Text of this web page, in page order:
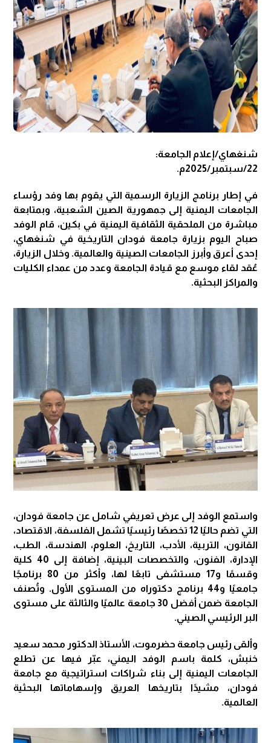
شنغهاي/إعلام الجامعة:
22/سبتمبر/2025م.
في إطار برنامج الزيارة الرسمية التي يقوم بها وفد رؤساء
الجامعات اليمنية إلى جمهورية الصين الشعبية، وبمتابعة
مباشرة من الملحقية الثقافية اليمنية في بكين، قام الوفد
صباح اليوم بزيارة جامعة فودان التاريخية في شنغهاي،
إحدى أعرق وأبرز الجامعات الصينية والعالمية. وخلال الزيارة،
عُقد لقاء موسع مع قيادة الجامعة وعدد من عمداء الكليات
والمراكز البحثية.
واستمع الوفد إلى عرض تعريفي شامل عن جامعة فودان،
التي تضم حاليًا 12 تخصصًا رئيسيًا تشمل الفلسفة، الاقتصاد،
القانون، التربية، الأدب، التاريخ، العلوم، الهندسة، الطب،
الإدارة، الفنون، والتخصصات البينية، إضافة إلى 40 كلية
وقسمًا و17 مستشفى تابعًا لها، وأكثر من 80 برنامجًا
جامعيًا و44 برنامج دكتوراه من المستوى الأول. وتُصنف
الجامعة ضمن أفضل 30 جامعة عالميًا والثالثة على مستوى
البر الرئيسي الصيني.
وألقى رئيس جامعة حضرموت، الأستاذ الدكتور محمد سعيد
خنبش، كلمة باسم الوفد اليمني، عبّر فيها عن تطلع
الجامعات اليمنية إلى بناء شراكات استراتيجية مع جامعة
فودان، مشيدًا بتاريخها العريق وإسهاماتها البحثية
العالمية.